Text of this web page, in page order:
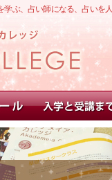
学ぶ、占い師になる、占いを